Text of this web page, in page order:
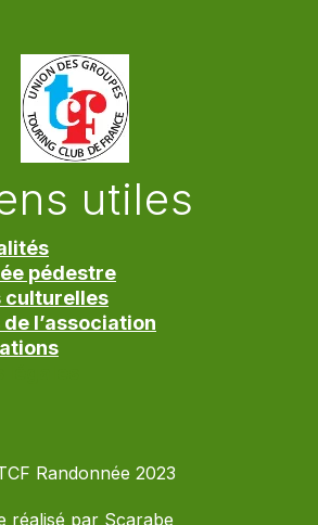
utiles
pédestre
culturelles
l’association
Randonnée 2023
réalisé par Scarabe